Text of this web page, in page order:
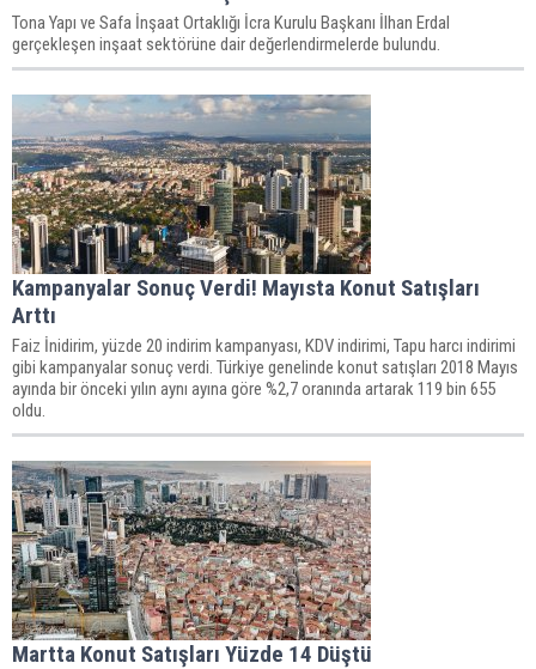
Tona Yapı ve Safa İnşaat Ortaklığı İcra Kurulu Başkanı İlhan Erdal
gerçekleşen inşaat sektörüne dair değerlendirmelerde bulundu.
Kampanyalar Sonuç Verdi! Mayısta Konut Satışları
Arttı
Faiz İnidirim, yüzde 20 indirim kampanyası, KDV indirimi, Tapu harcı indirimi
gibi kampanyalar sonuç verdi. Türkiye genelinde konut satışları 2018 Mayıs
ayında bir önceki yılın aynı ayına göre %2,7 oranında artarak 119 bin 655
oldu.
Martta Konut Satışları Yüzde 14 Düştü